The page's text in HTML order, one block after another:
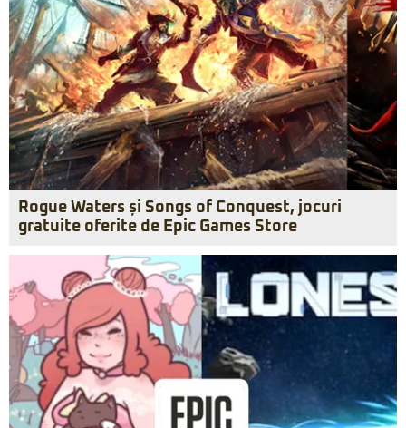
Rogue Waters și Songs of Conquest, jocuri
gratuite oferite de Epic Games Store